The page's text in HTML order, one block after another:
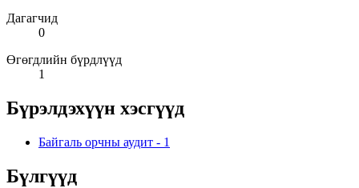
Дагагчид
0
Өгөгдлийн бүрдлүүд
1
Бүрэлдэхүүн хэсгүүд
Байгаль орчны аудит - 1
Бүлгүүд